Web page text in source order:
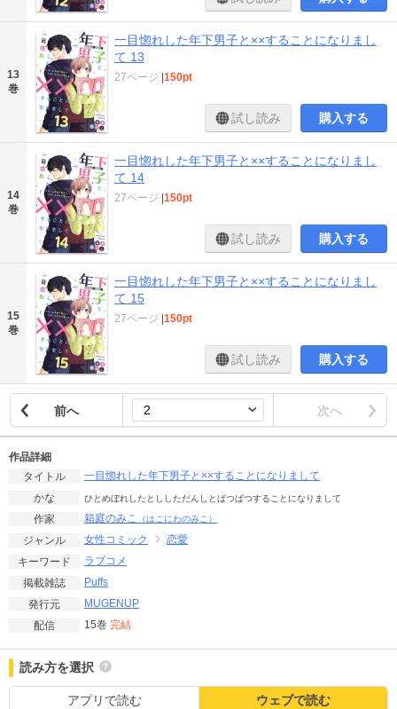
13
巻
一目惚れした年下男子と××することになりまし
て 13
27ページ 150pt
試し読み 購入する
14
巻
一目惚れした年下男子と××することになりまし
て 14
27ページ 150pt
試し読み 購入する
15
巻
一目惚れした年下男子と××することになりまし
て 15
27ページ 150pt
試し読み 購入する
前へ 次へ
作品詳細
タイトル
一目惚れした年下男子と××することになりまして
かな
ひとめぼれしたとししただんしとばつばつすることになりまして
作家 箱庭のみこ （はこにわのみこ）
ジャンル 女性コミック
恋愛
キーワード
ラブコメ
掲載雑誌
Puffs
発行元
MUGENUP
配信
15巻 完結
読み方を選択
アプリで読む ウェブで読む